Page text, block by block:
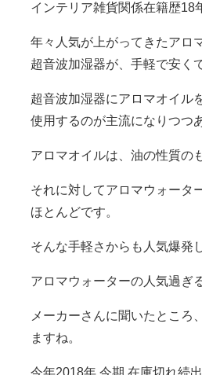
インテリア雑貨関係在籍歴18
年々人気が上がってきたアロ
超音波加湿器が、手軽で安く
超音波加湿器にアロマオイル
使用するのが主流になりつつ
アロマオイルは、油の性質の
それに対してアロマウォータ
ほとんどです。
そんな手軽さからも人気爆発
アロマウォーターの人気過ぎ
メーカーさんに聞いたところ
ますね。
今年2018年 今期 在庫切れ続出